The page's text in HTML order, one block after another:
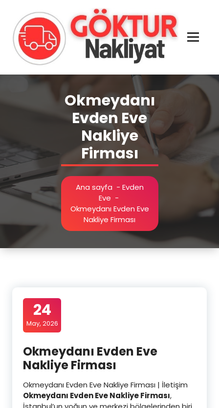
Okmeydanı
Evden Eve
Nakliye
Firması
Ana sayfa - Evden
Eve -
Okmeydanı Evden Eve
Nakliye Firması
24
May, 2026
Okmeydanı Evden Eve
Nakliye Firması
Okmeydanı Evden Eve Nakliye Firması | İletişim
Okmeydanı Evden Eve Nakliye Firması,